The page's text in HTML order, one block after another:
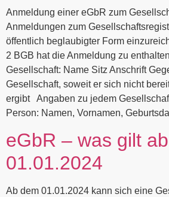
Anmeldung einer eGbR zum
Anmeldungen zum
öffentlich beglaubigter Form
2 BGB hat die Anmeldung zu
Gesellschaft: Name Sitz Anschrift
Gesellschaft, soweit er sich nicht
ergibt Angaben zu jedem
Person: Namen, Vornamen,
eGbR – was gilt
01.01.2024
Ab dem 01.01.2024 kann sich eine